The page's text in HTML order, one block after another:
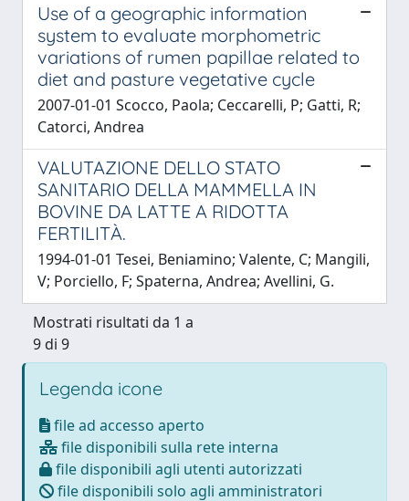
Use of a geographic information
system to evaluate morphometric
variations of rumen papillae related to
diet and pasture vegetative cycle
2007-01-01 Scocco, Paola; Ceccarelli, P; Gatti, R;
Catorci, Andrea
VALUTAZIONE DELLO STATO
SANITARIO DELLA MAMMELLA IN
BOVINE DA LATTE A RIDOTTA
FERTILITÀ.
1994-01-01 Tesei, Beniamino; Valente, C; Mangili,
V; Porciello, F; Spaterna, Andrea; Avellini, G.
Mostrati risultati da 1 a
9 di 9
Legenda icone
file ad accesso aperto
file disponibili sulla rete interna
file disponibili agli utenti autorizzati
file disponibili solo agli amministratori